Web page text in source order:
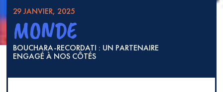
29 JANVIER, 2025
MONDE
BOUCHARA-RECORDATI : UN PARTENAIRE
ENGAGÉ À NOS CÔTÉS